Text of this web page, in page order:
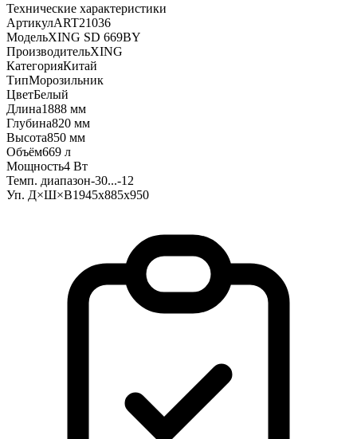
Технические характеристики
АртикулART21036
МодельXING SD 669BY
ПроизводительXING
КатегорияКитай
ТипМорозильник
ЦветБелый
Длина1888 мм
Глубина820 мм
Высота850 мм
Объём669 л
Мощность4 Вт
Темп. диапазон-30...-12
Уп. Д×Ш×В1945x885x950